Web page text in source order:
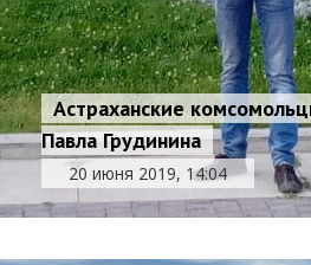
Астраханские
Павла Грудинина
20 июня 2019, 14:04